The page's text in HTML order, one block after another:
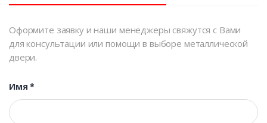
Оформите заявку и наши менеджеры свяжутся с Вами
для консультации или помощи в выборе металлической
двери.
Имя*